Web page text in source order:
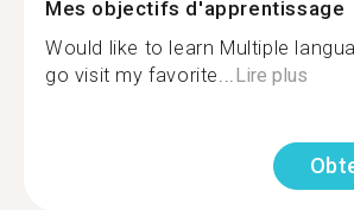
Mes objectifs d'apprentissage
Would like to learn Multiple
go visit my favorite... Lire plus